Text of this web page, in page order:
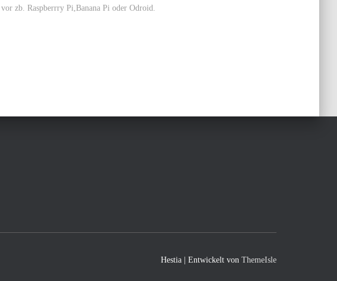
zb. Raspberrry Pi,Banana Pi oder Odroid.
Hestia | Entwickelt von ThemeIsle